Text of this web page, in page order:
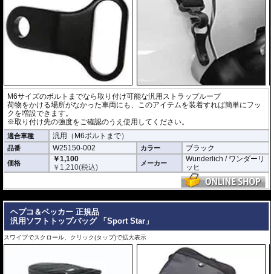
M6サイズのボルトまでなら取り付け可能な汎用ストラップループ
荷物をかける場所がなかった車両にも、このアイテムを装着すれば簡単にフッ
クを増設できます。
※取り付け先の強度をご確認のうえ使用してください。
適合車種 汎用（M6ボルトまで）
品番 W25150-002 カラー ブラック
価格
￥1,100
￥ 1,210(税込) メーカー
Wunderlich / ワンダーリ
ッヒ
ヘプコ＆ベッカー 正規品
汎用ソフトトップバッグ 「Sport Star」
スワイプでスクロール、クリック(タップ)で拡大表示